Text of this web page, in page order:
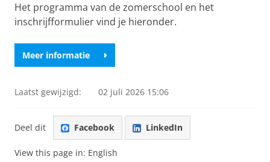
Het programma van de zomerschool en het
inschrijfformulier vind je hieronder.
Meer informatie
Laatst gewijzigd: 02 juli 2026 15:06
Deel dit Facebook LinkedIn
View this page in: English